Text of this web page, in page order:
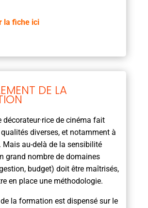
la fiche ici
DE LA
décorateur·rice de cinéma fait
diverses, et notamment à
Mais au-delà de la sensibilité
grand nombre de domaines
budget) doit être maîtrisés,
en place une méthodologie.
de la formation est dispensé sur le